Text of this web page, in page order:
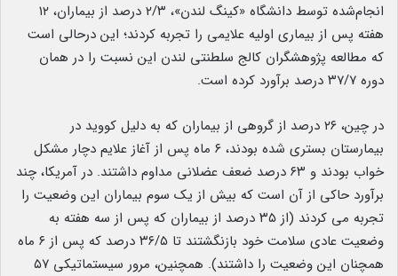
انجام‌شده توسط دانشگاه «کینگ لندن»، ۲/۳ درصد از بیماران، ۱۲
هفته پس از بیماری اولیه علایمی را تجربه کردند؛ این درحالی است
که مطالعه‌ پژوهشگران کالج سلطنتی لندن این نسبت را در همان
دوره ۳۷/۷ درصد برآورد کرده است.
در چین، ۲۶ درصد از گروهی از بیماران که به دلیل کووید در
بیمارستان بستری شده بودند، ۶ ماه پس از آغاز علایم دچار مشکل
خواب بودند و ۶۳ درصد ضعف عضلانی مداوم داشتند. در آمریکا، چند
برآورد حاکی از آن است که بیش از یک سوم بیماران این وضعیت را
تجربه می کردند (از ۳۵ درصد از بیماران که پس از سه هفته به
وضعیت عادی سلامت خود بازنگشتند تا ۳۶/۵ درصد که پس از ۶ ماه
همچنان این وضعیت را داشتند). همچنین، مرور سیستماتیکی ۵۷